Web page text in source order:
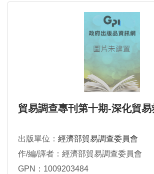
貿易調查專刊第十期-深化貿
出版單位： 經濟部貿易調查委員會
作/編/譯者：經濟部貿易調查委員會
GPN：1009203484